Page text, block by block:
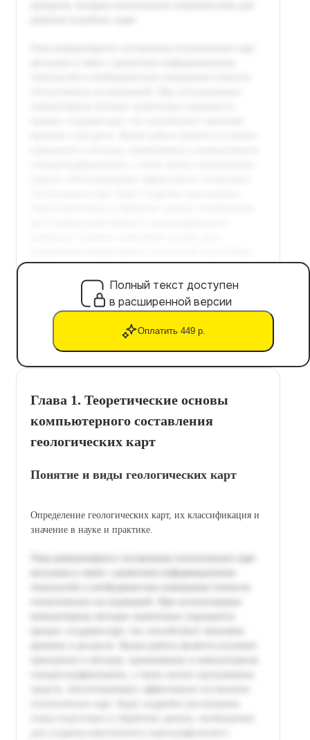
Полный текст доступен
в расширенной версии
Оплатить 449 р.
Глава 1. Теоретические основы
компьютерного составления
геологических карт
Понятие и виды геологических карт
Определение геологических карт, их классификация и
значение в науке и практике.